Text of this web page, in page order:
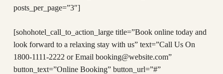
posts_per_page=”3″]
[sohohotel_call_to_action_large title=”Book online today and
look forward to a relaxing stay with us” text=”Call Us On
1800-1111-2222 or Email booking@website.com”
button_text=”Online Booking” button_url=”#”